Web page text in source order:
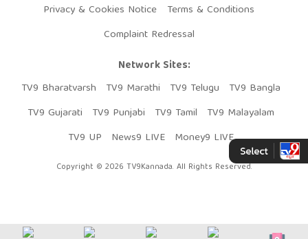
Privacy & Cookies Notice
Terms & Conditions
Complaint Redressal
Network Sites:
TV9 Bharatvarsh
TV9 Marathi TV9 Telugu
TV9 Bangla
TV9 Gujarati
TV9 Punjabi TV9 Tamil
TV9 Malayalam
TV9 UP
News9 LIVE Money9 LIVE
Copyright © 2026 TV9Kannada. All Rights Reserved.